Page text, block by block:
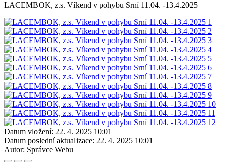
LACEMBOK, z.s. Víkend v pohybu Srní 11.04. -13.4.2025
Datum vložení: 22. 4. 2025 10:01
Datum poslední aktualizace: 22. 4. 2025 10:01
Autor: Správce Webu